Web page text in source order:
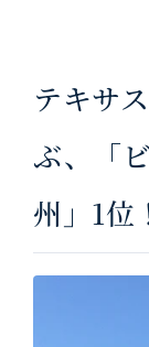
テキサ
ぶ、「
州」1位